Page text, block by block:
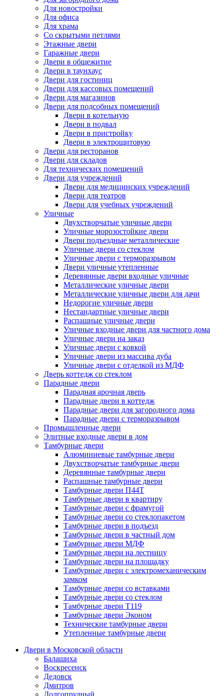
Для новостройки
Для офиса
Для храма
Со скрытыми петлями
Этажные двери
Гаражные двери
Двери в общежитие
Двери в таунхаус
Двери для гостиниц
Двери для кассовых помещений
Двери для магазинов
Двери для подсобных помещений
Двери в котельную
Двери в подвал
Двери в пристройку
Двери в электрощитовую
Двери для ресторанов
Двери для складов
Для технических помещений
Двери для учреждений
Двери для медицинских учреждений
Двери для театров
Двери для учебных учреждений
Уличные
Двухстворчатые уличные двери
Уличные морозостойкие двери
Двери подъездные металлические
Уличные двери со стеклом
Уличные двери с терморазрывом
Двери уличные утепленные
Деревянные двери входные уличные
Металлические уличные двери
Металлические уличные двери для дачи
Недорогие уличные двери
Нестандартные уличные двери
Распашные уличные двери
Уличные входные двери для частного дома
Уличные двери на заказ
Уличные двери с ковкой
Уличные двери из массива дуба
Уличные двери с отделкой из МДФ
Дверь коттедж со стеклом
Парадные двери
Парадная арочная дверь
Парадные двери в коттедж
Парадные двери для загородного дома
Парадные двери с терморазрывом
Промышленные двери
Элитные входные двери в дом
Тамбурные двери
Алюминиевые тамбурные двери
Двухстворчатые тамбурные двери
Деревянные тамбурные двери
Распашные тамбурные двери
Тамбурные двери П44Т
Тамбурные двери в квартиру
Тамбурные двери с фрамугой
Тамбурные двери со стеклопакетом
Тамбурные двери в подъезд
Тамбурные двери в частный дом
Тамбурные двери МДФ
Тамбурные двери на лестницу
Тамбурные двери на площадку
Тамбурные двери с электромеханическим
замком
Тамбурные двери со вставками
Тамбурные двери со стеклом
Тамбурные двери Т119
Тамбурные двери Эконом
Технические тамбурные двери
Утепленные тамбурные двери
Двери в Московской области
Балашиха
Воскресенск
Дедовск
Дмитров
Долгопрудный